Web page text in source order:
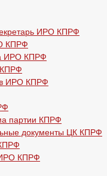
ИРО КПРФ
КПРФ
ИРО КПРФ
в ИРО КПРФ
партии КПРФ
документы ЦК КПРФ
КПРФ